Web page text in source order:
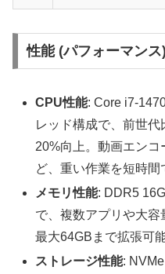
性能 (パフォーマンス)
CPU性能: Core i7-
レッド構成で、前世
20%向上。動画エン
ど、重い作業を短時間
メモリ性能: DDR5
で、複数アプリや大容
最大64GBまで拡張可能
ストレージ性能: